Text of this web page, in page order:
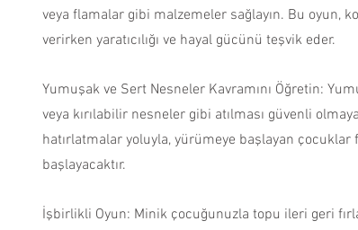
veya flamalar gibi malzemeler sağlayın. Bu oyun,
verirken yaratıcılığı ve hayal gücünü teşvik eder.
Yumuşak ve Sert Nesneler Kavramını Öğretin:
veya kırılabilir nesneler gibi atılması güvenli
hatırlatmalar yoluyla, yürümeye başlayan
başlayacaktır.
İşbirlikli Oyun: Minik çocuğunuzla topu ileri geri